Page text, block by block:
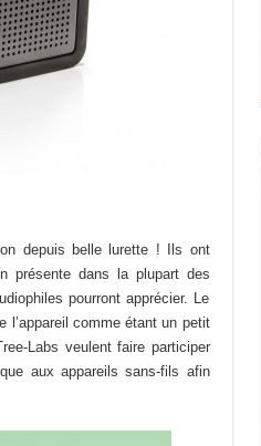
depuis belle lurette ! Ils ont
présente dans la plupart des
pourront apprécier. Le
l’appareil comme étant un petit
Labs veulent faire participer
aux appareils sans-fils afin